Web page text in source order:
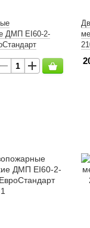
ДМП ЕІ60-2-